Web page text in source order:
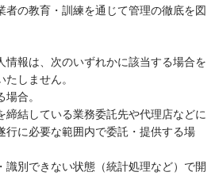
者の教育・訓練を通じて管理の徹底を図
情報は、次のいずれかに該当する場合を
しません。
合。
締結している業務委託先や代理店などに
行に必要な範囲内で委託・提供する場
識別できない状態（統計処理など）で開